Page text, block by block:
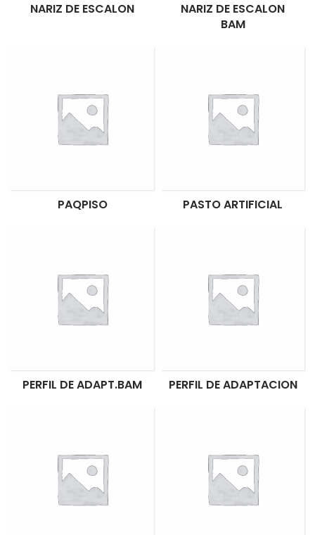
NARIZ DE ESCALON
NARIZ DE ESCALON
BAM
PAQPISO PASTO ARTIFICIAL
PERFIL DE ADAPT.BAM PERFIL DE ADAPTACION